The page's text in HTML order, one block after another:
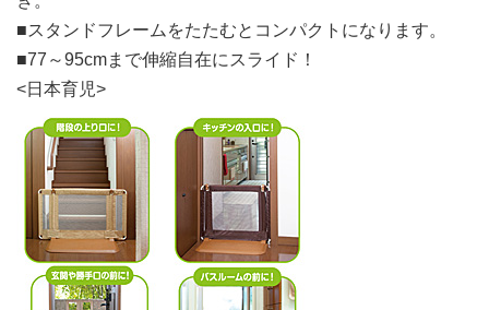
■スタンドフレームをたたむとコンパクトになります。
■77～95cmまで伸縮自在にスライド！
<日本育児>